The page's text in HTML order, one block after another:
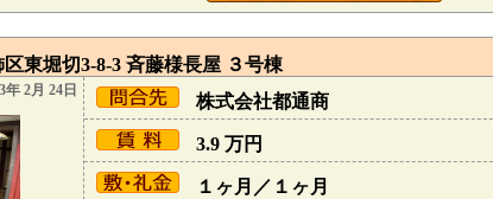
東堀切3-8-3 斉藤様長屋 ３号棟
2月 24日
株式会社都通商
3.9 万円
１ヶ月／１ヶ月